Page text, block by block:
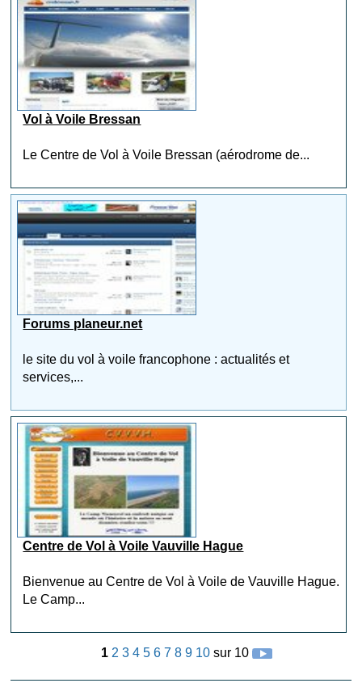
Vol à Voile Bressan
Le Centre de Vol à Voile Bressan (aérodrome de...
Forums planeur.net
le site du vol à voile francophone : actualités et
services,...
Centre de Vol à Voile Vauville Hague
Bienvenue au Centre de Vol à Voile de Vauville Hague.
Le Camp...
1 2 3 4 5 6 7 8 9 10sur 10